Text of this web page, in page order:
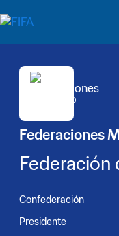
Federaciones
Federación
Confederación
Presidente